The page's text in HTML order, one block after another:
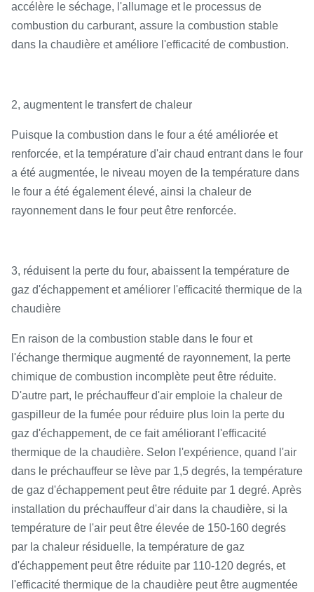
accélère le séchage, l'allumage et le processus de
combustion du carburant, assure la combustion stable
dans la chaudière et améliore l'efficacité de combustion.
2, augmentent le transfert de chaleur
Puisque la combustion dans le four a été améliorée et
renforcée, et la température d'air chaud entrant dans le four
a été augmentée, le niveau moyen de la température dans
le four a été également élevé, ainsi la chaleur de
rayonnement dans le four peut être renforcée.
3, réduisent la perte du four, abaissent la température de
gaz d'échappement et améliorer l'efficacité thermique de la
chaudière
En raison de la combustion stable dans le four et
l'échange thermique augmenté de rayonnement, la perte
chimique de combustion incomplète peut être réduite.
D'autre part, le préchauffeur d'air emploie la chaleur de
gaspilleur de la fumée pour réduire plus loin la perte du
gaz d'échappement, de ce fait améliorant l'efficacité
thermique de la chaudière. Selon l'expérience, quand l'air
dans le préchauffeur se lève par 1,5 degrés, la température
de gaz d'échappement peut être réduite par 1 degré. Après
installation du préchauffeur d'air dans la chaudière, si la
température de l'air peut être élevée de 150-160 degrés
par la chaleur résiduelle, la température de gaz
d'échappement peut être réduite par 110-120 degrés, et
l'efficacité thermique de la chaudière peut être augmentée